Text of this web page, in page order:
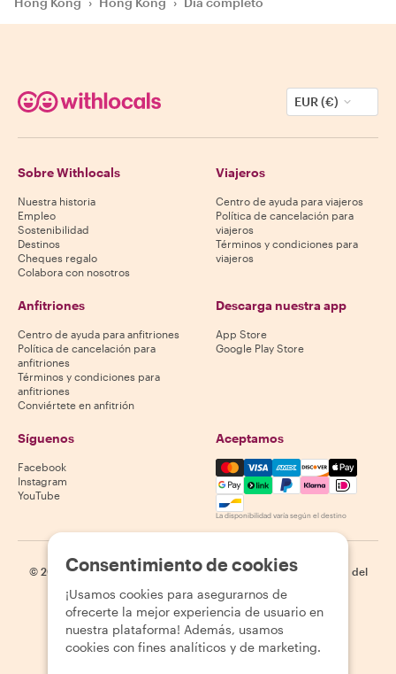
EUR (€)
Sobre Withlocals
Nuestra historia
Empleo
Sostenibilidad
Destinos
Cheques regalo
Colabora con nosotros
Viajeros
Centro de ayuda para viajeros
Política de cancelación para
viajeros
Términos y condiciones para
viajeros
Anfitriones
Centro de ayuda para anfitriones
Política de cancelación para
anfitriones
Términos y condiciones para
anfitriones
Conviértete en anfitrión
Descarga nuestra app
App Store
Google Play Store
Síguenos
Facebook
Instagram
YouTube
Aceptamos
Mastercard, Visa, Amex,
La disponibilidad varía según el destino
© 2026 Withlocals.com | Política de privacidad | Cookies
Mapa del
Consentimiento de cookies
¡Usamos cookies para asegurarnos de
ofrecerte la mejor experiencia de usuario en
nuestra plataforma! Además, usamos
cookies con fines analíticos y de marketing.